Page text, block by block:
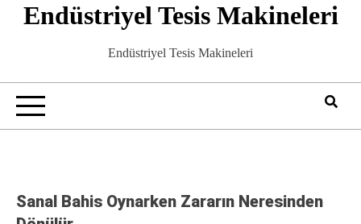
Endüstriyel Tesis Makineleri
Endüstriyel Tesis Makineleri
Sanal Bahis Oynarken Zararın Neresinden